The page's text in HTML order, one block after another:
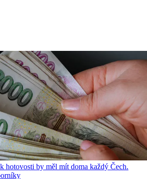
hotovosti by měl mít doma každý Čech.